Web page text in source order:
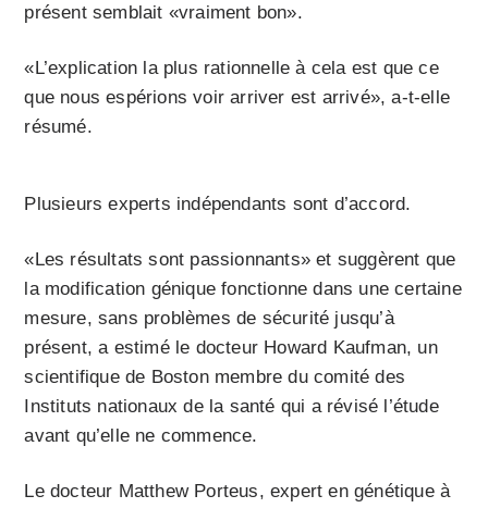
présent semblait «vraiment bon».
«L’explication la plus rationnelle à cela est que ce
que nous espérions voir arriver est arrivé», a-t-elle
résumé.
Plusieurs experts indépendants sont d’accord.
«Les résultats sont passionnants» et suggèrent que
la modification génique fonctionne dans une certaine
mesure, sans problèmes de sécurité jusqu’à
présent, a estimé le docteur Howard Kaufman, un
scientifique de Boston membre du comité des
Instituts nationaux de la santé qui a révisé l’étude
avant qu’elle ne commence.
Le docteur Matthew Porteus, expert en génétique à